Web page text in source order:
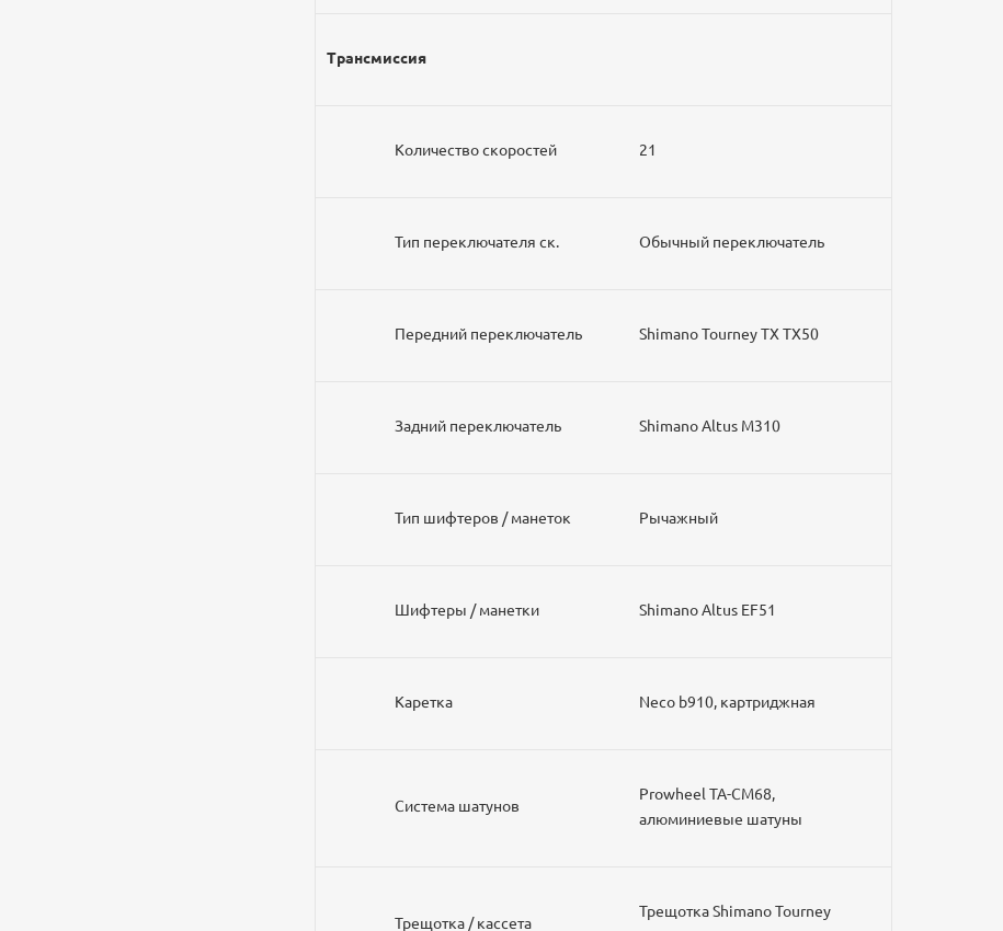
Трансмиссия
Количество скоростей 21
Тип переключателя ск. Обычный переключатель
Передний переключатель Shimano Tourney TX TX50
Задний переключатель Shimano Altus M310
Тип шифтеров / манеток Рычажный
Шифтеры / манетки Shimano Altus EF51
Каретка Neco b910, картриджная
Система шатунов
Prowheel TA-CM68,
алюминиевые шатуны
Трещотка / кассета
Трещотка Shimano Tourney